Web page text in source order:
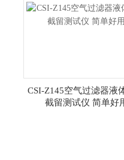
CSI-Z145空气过滤器液
截留测试仪 简单好